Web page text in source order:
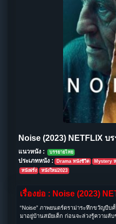
Noise (2023) NETFLIX บ
แนวหนัง : บรรยายไทย
ประเภทหนัง : Drama หนังชีวิต Mystery
หนังฝรั่ง
หนังใหม่2023
เรื่องย่อ : Noise (2023)
“Noise” ภาพยนตร์ดราม่าระทึกขวัญบีบ
มาอยู่บ้านสมัยเด็ก ก่อนจะล่วงรู้ความลั